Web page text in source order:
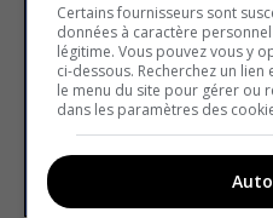
E-mail
Certains fournisseurs sont
données à caractère
légitime. Vous pouvez vous y
ci-dessous. Recherchez un
le menu du site pour gérer ou
dans les paramètres des